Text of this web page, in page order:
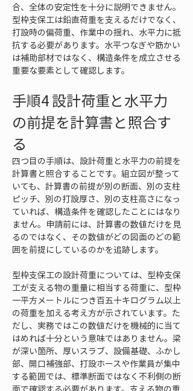
合、全体の安定性を十分に説明できません。
型枠支保工は鉛直荷重を支えるだけでなく、
打設時の偏荷重、作業中の揺れ、水平力に抵
抗する必要があります。水平つなぎや筋かい
は補助部材ではなく、構造条件を成立させる
重要な要素として確認します。
手順4 設計荷重と水平力
の前提を計算書と照合す
る
四つ目の手順は、設計荷重と水平力の前提を
計算書と照合することです。組立図が整って
いても、計算書の前提が別の断面、別の支柱
ピッチ、別の打設厚さ、別の支柱高さになっ
ていれば、構造条件を確認したことにはなり
ません。申請前には、計算書の数値だけを見
るのではなく、その数値がどの図面のどの範
囲を前提にしているのかを追跡します。
型枠支保工の設計荷重については、型枠支保
工が支える物の重量に相当する荷重に、型枠
一平方メートルにつき百五十キログラム以上
の荷重を加える考え方が示されています。た
だし、実務ではこの数値だけを機械的に当て
はめれば十分という意味ではありません。梁
が深い箇所、厚いスラブ、設備基礎、ふかし
部、開口補強部、打設ホースや作業員が集中
する範囲では、標準断面ではなく不利側の断
面で確認する必要があります。支える物の重